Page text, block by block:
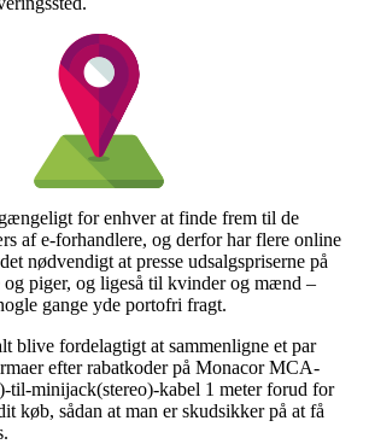
for enhver at finde frem til de
af e-forhandlere, og derfor har flere online
nødvendigt at presse udsalgspriserne på
og piger, og ligeså til kvinder og mænd –
gange yde portofri fragt.
blive fordelagtigt at sammenligne et par
efter rabatkoder på Monacor MCA-
til-minijack(stereo)-kabel 1 meter forud for
køb, sådan at man er skudsikker på at få